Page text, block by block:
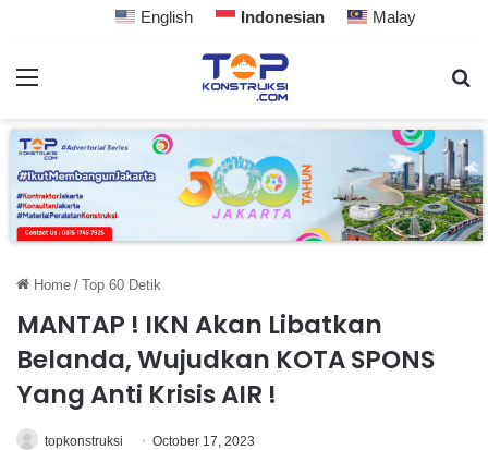
English Indonesian Malay
Home / Top 60 Detik
MANTAP ! IKN Akan Libatkan
Belanda, Wujudkan KOTA SPONS
Yang Anti Krisis AIR !
topkonstruksi October 17, 2023